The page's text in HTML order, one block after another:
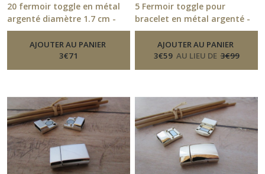
20 fermoir toggle en métal
argenté diamètre 1.7 cm -
trou 2 mm- 209.21-Fermoirs
AJOUTER AU PANIER
3€71
5 Fermoir toggle pour
bracelet en métal argenté -
180.21-Fermoirs
AJOUTER AU PANIER
3€59 AU LIEU DE 3€99